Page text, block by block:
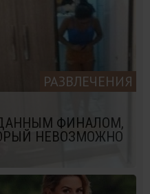
РАЗВЛЕЧЕНИЯ
ФИНАЛОМ,
НЕВОЗМОЖНО